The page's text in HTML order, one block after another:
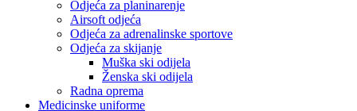
Odjeća za planinarenje
Airsoft odjeća
Odjeća za adrenalinske sportove
Odjeća za skijanje
Muška ski odijela
Ženska ski odijela
Radna oprema
Medicinske uniforme